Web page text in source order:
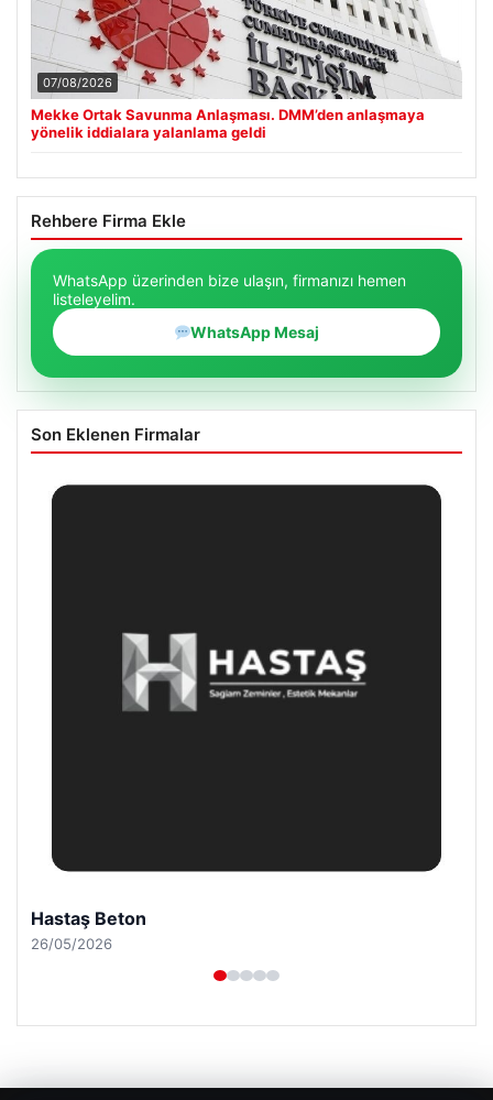
07/08/2026
Mekke Ortak Savunma Anlaşması. DMM’den anlaşmaya
yönelik iddialara yalanlama geldi
Rehbere Firma Ekle
WhatsApp üzerinden bize ulaşın, firmanızı hemen
listeleyelim.
WhatsApp Mesaj
Son Eklenen Firmalar
Hastaş Beton
26/05/2026